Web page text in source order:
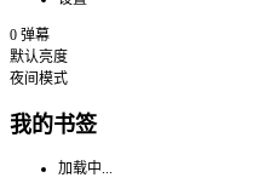
0 弹幕
默认亮度
夜间模式
我的书签
加载中...